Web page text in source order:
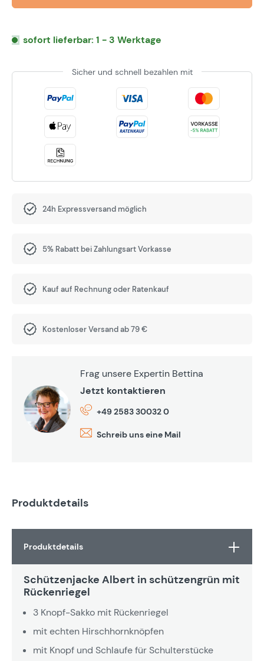
sofort lieferbar: 1 - 3 Werktage
Sicher und schnell bezahlen mit
24h Expressversand möglich
5% Rabatt bei Zahlungsart Vorkasse
Kauf auf Rechnung oder Ratenkauf
Kostenloser Versand ab 79 €
Frag unsere Expertin Bettina
Jetzt kontaktieren
+49 2583 30032 0
Schreib uns eine Mail
Produktdetails
Produktdetails
Schützenjacke Albert in schützengrün mit
Rückenriegel
3 Knopf-Sakko mit Rückenriegel
mit echten Hirschhornknöpfen
mit Knopf und Schlaufe für Schulterstücke